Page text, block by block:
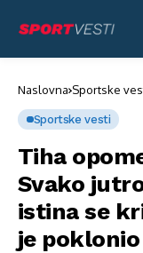
Naslovna Sportske
Sportske vesti
Tiha
Svako
istina se
je